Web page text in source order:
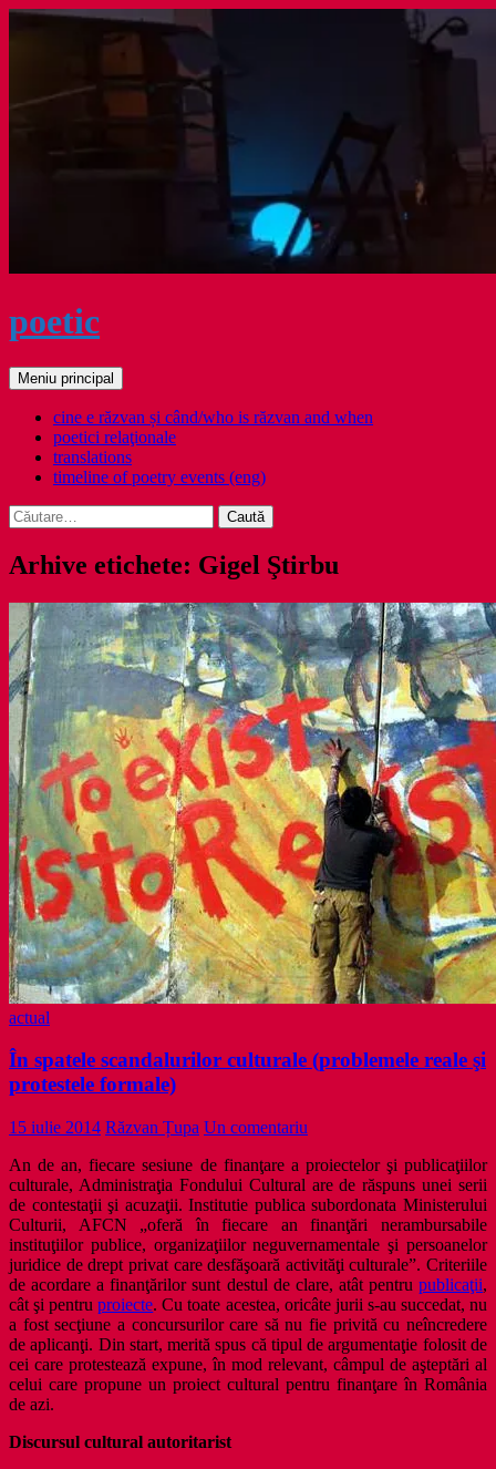
poetic
Caută
Meniu principal
cine e răzvan și când/who is răzvan and when
poetici relaţionale
translations
timeline of poetry events (eng)
Caută
după:
Arhive etichete: Gigel Ştirbu
actual
În spatele scandalurilor culturale (problemele reale şi
protestele formale)
15 iulie 2014 Răzvan Țupa Un comentariu
An de an, fiecare sesiune de finanţare a proiectelor şi publicaţiilor
culturale, Administraţia Fondului Cultural are de răspuns unei serii
de contestaţii şi acuzaţii. Institutie publica subordonata Ministerului
Culturii, AFCN „oferă în fiecare an finanţări nerambursabile
instituţiilor publice, organizaţiilor neguvernamentale şi persoanelor
juridice de drept privat care desfăşoară activităţi culturale”. Criteriile
de acordare a finanţărilor sunt destul de clare, atât pentru publicaţii,
cât şi pentruproiecte. Cu toate acestea, oricâte jurii s-au succedat, nu
a fost secţiune a concursurilor care să nu fie privită cu neîncredere
de aplicanţi. Din start, merită spus că tipul de argumentaţie folosit de
cei care protestează expune, în mod relevant, câmpul de aşteptări al
celui care propune un proiect cultural pentru finanţare în România
de azi.
Discursul cultural autoritarist